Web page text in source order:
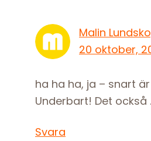
Malin
20 oktober,
ha ha ha, ja – snart
Underbart! Det också
Svara